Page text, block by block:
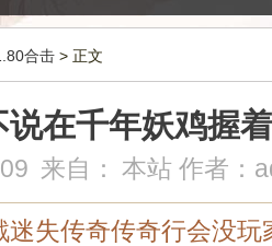
合击 > 正文
说在千年妖鸡握
来自： 本站 作者：
迷失传奇传奇行会没